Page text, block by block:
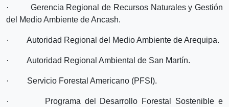
· Gerencia Regional de Recursos Naturales y Gestión
del Medio Ambiente de Ancash.
· Autoridad Regional del Medio Ambiente de Arequipa.
· Autoridad Regional Ambiental de San Martín.
· Servicio Forestal Americano (PFSI).
· Programa del Desarrollo Forestal Sostenible e